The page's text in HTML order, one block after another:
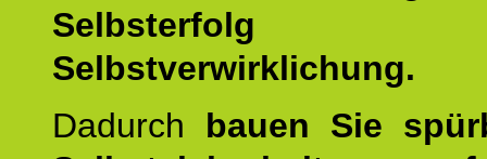
Selbstverwirklichung.
Dadurch bauen Sie